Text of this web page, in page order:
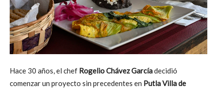
Hace 30 años, el chef Rogelio Chávez Garcíadecidió
comenzar un proyecto sin precedentes en Putla Villa de